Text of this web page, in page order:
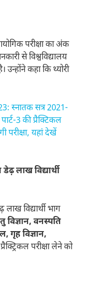
परीक्षा का अंक
से विश्वविद्यालय
उन्होंने कहा कि थ्योरी
स्नातक सत्र 2021-
3 की प्रैक्टिकल
परीक्षा, यहां देखें
लाख विद्यार्थी
विद्यार्थी भाग
विज्ञान, वनस्पति
गृह विज्ञान,
परीक्षा लेने को